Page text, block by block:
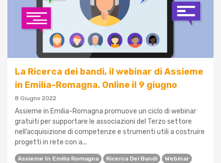
La Ricerca dei bandi, il webinar di Assieme
in Emilia-Romagna. Online il 9 giugno
8 Giugno 2022
Assieme in Emilia-Romagna promuove un ciclo di webinar
gratuiti per supportare le associazioni del Terzo settore
nell’acquisizione di competenze e strumenti utili a costruire
progetti in rete con a...
Assieme In Emilia Romagna Ricerca Dei Bandi Webinar